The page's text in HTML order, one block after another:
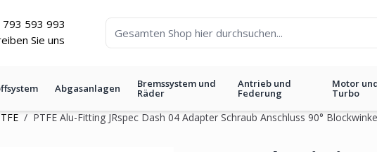
793 593 993
Sie uns
Abgasanlagen Bremssystem und
Räder
Antrieb und
Federung
Motor
Turbo
/ PTFE Alu-Fitting JRspec Dash 04 Adapter Schraub Anschluss 90°